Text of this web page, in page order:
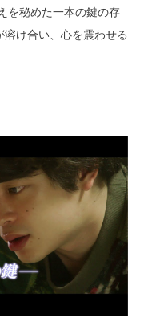
を秘めた一本の鍵の存
溶け合い、心を震わせる